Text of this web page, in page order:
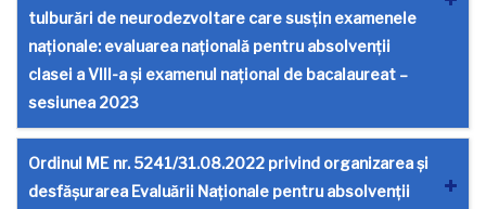
tulburări de neurodezvoltare care susțin examenele
naționale: evaluarea națională pentru absolvenții
clasei a VIII-a și examenul național de bacalaureat –
sesiunea 2023
Ordinul ME nr. 5241/31.08.2022 privind organizarea și
desfășurarea Evaluării Naționale pentru absolvenții